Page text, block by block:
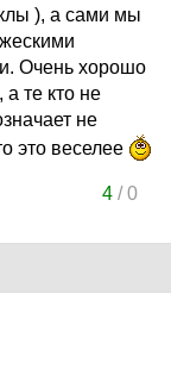
), а сами мы
Очень хорошо
а те кто не
не
это веселее
4/0